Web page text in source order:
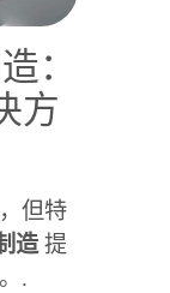
：
方
但特
造提
.